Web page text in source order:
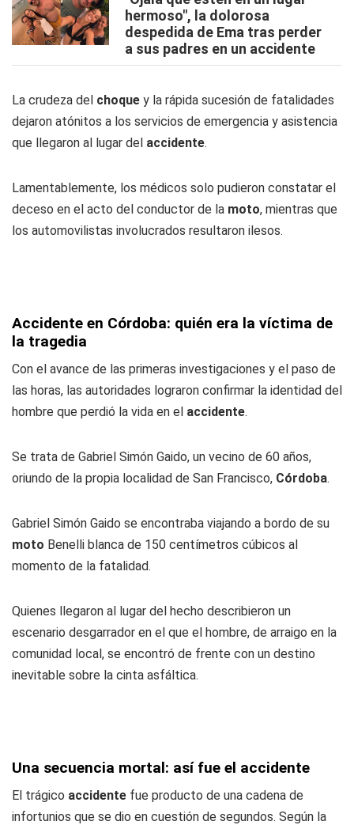
hermoso", la dolorosa
despedida de Ema tras perder
a sus padres en un accidente
La crudeza del choque y la rápida sucesión de fatalidades
dejaron atónitos a los servicios de emergencia y asistencia
que llegaron al lugar del accidente.
Lamentablemente, los médicos solo pudieron constatar el
deceso en el acto del conductor de la moto, mientras que
los automovilistas involucrados resultaron ilesos.
Accidente en Córdoba: quién era la víctima de
la tragedia
Con el avance de las primeras investigaciones y el paso de
las horas, las autoridades lograron confirmar la identidad del
hombre que perdió la vida en el accidente.
Se trata de Gabriel Simón Gaido, un vecino de 60 años,
oriundo de la propia localidad de San Francisco, Córdoba.
Gabriel Simón Gaido se encontraba viajando a bordo de su
moto Benelli blanca de 150 centímetros cúbicos al
momento de la fatalidad.
Quienes llegaron al lugar del hecho describieron un
escenario desgarrador en el que el hombre, de arraigo en la
comunidad local, se encontró de frente con un destino
inevitable sobre la cinta asfáltica.
Una secuencia mortal: así fue el accidente
El trágico accidente fue producto de una cadena de
infortunios que se dio en cuestión de segundos. Según la